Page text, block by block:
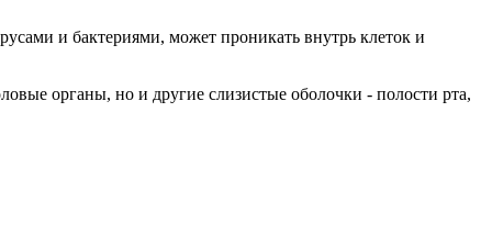
и бактериями, может проникать внутрь клеток и
органы, но и другие слизистые оболочки - полости рта,